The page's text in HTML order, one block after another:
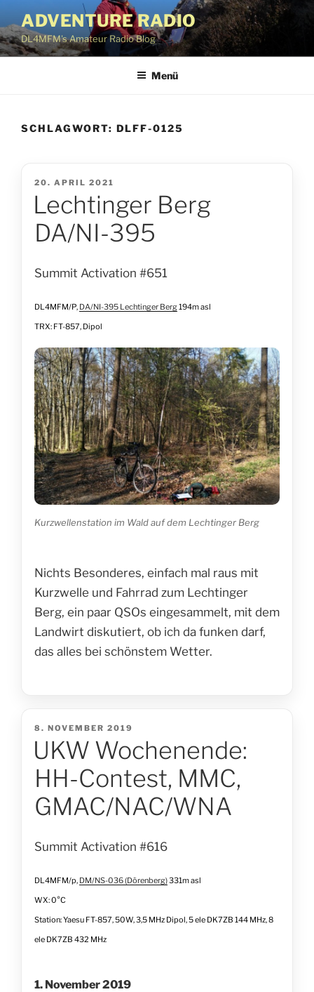
Inhalt
springen
ADVENTURE RADIO
DL4MFM's Amateur Radio Blog
Menü
SCHLAGWORT: DLFF-0125
VERÖFFENTLICHT
AM
20. APRIL 2021
Lechtinger Berg
DA/NI-395
Summit Activation #651
DL4MFM/P, DA/NI-395 Lechtinger Berg194m asl
TRX: FT-857, Dipol
Kurzwellenstation im Wald auf dem Lechtinger Berg
Nichts Besonderes, einfach mal raus mit
Kurzwelle und Fahrrad zum Lechtinger
Berg, ein paar QSOs eingesammelt, mit dem
Landwirt diskutiert, ob ich da funken darf,
das alles bei schönstem Wetter.
VERÖFFENTLICHT
AM
8. NOVEMBER 2019
UKW Wochenende:
HH-Contest, MMC,
GMAC/NAC/WNA
Summit Activation #616
DL4MFM/p, DM/NS-036 (Dörenberg)331m asl
WX: 0°C
Station: Yaesu FT-857, 50W, 3,5 MHz Dipol, 5 ele DK7ZB 144 MHz, 8
ele DK7ZB 432 MHz
1. November 2019